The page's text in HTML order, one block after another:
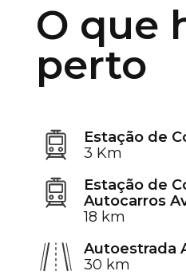
O que
perto
Estação de
3 Km
Estação de
Autocarros
18 km
Autoestrada
30 km